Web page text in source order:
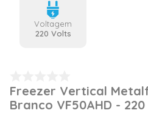
Voltagem
220 Volts
Freezer Vertical
Branco VF50AHD -